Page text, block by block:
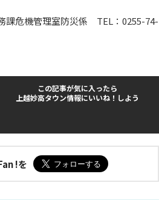
危機管理室防災係 TEL：0255-74-
この記事が気に入ったら
上越妙高タウン情報にいいね！しよう
!を